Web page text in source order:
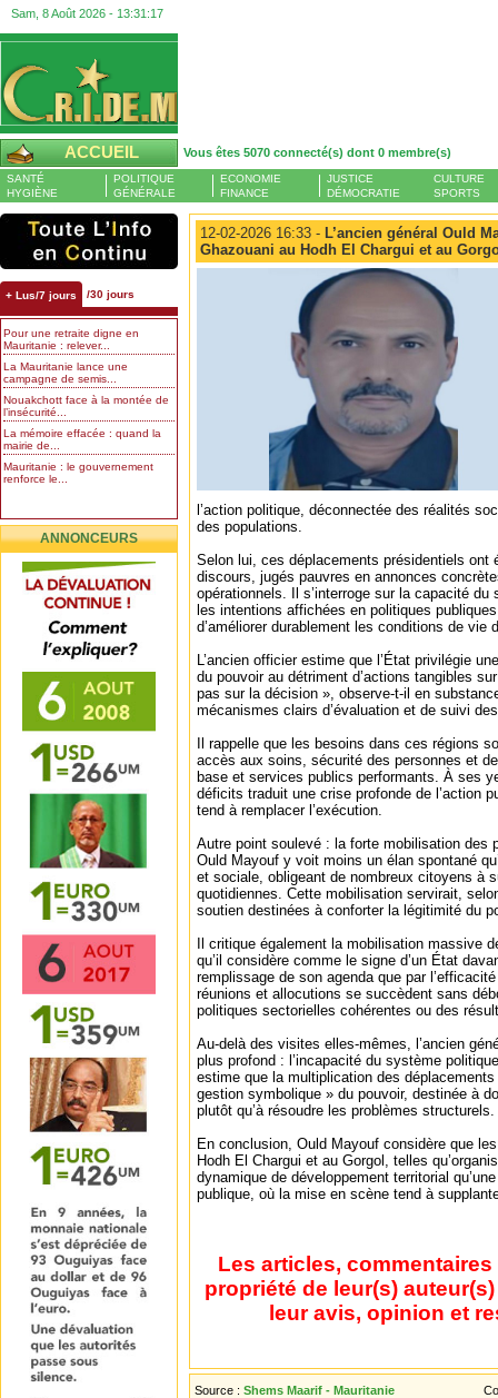
Sam, 8 Août 2026 - 13:31:17
ACCUEIL Vous êtes 5070 connecté(s) dont 0 membre(s)
SANTÉ
HYGIÈNE
POLITIQUE
GÉNÉRALE
ECONOMIE
FINANCE
JUSTICE
DÉMOCRATIE
CULTURE
SPORTS
+ Lus/7 jours /30 jours
Pour une retraite digne en
Mauritanie : relever...
La Mauritanie lance une
campagne de semis...
Nouakchott face à la montée de
l’insécurité...
La mémoire effacée : quand la
mairie de...
Mauritanie : le gouvernement
renforce le...
ANNONCEURS
12-02-2026 16:33 - L’ancien général Ould
Ghazouani au Hodh El Chargui et au
l’action politique, déconnectée des réalités
des populations.
Selon lui, ces déplacements présidentiels ont
discours, jugés pauvres en annonces
opérationnels. Il s’interroge sur la capacité
les intentions affichées en politiques
d’améliorer durablement les conditions de vie
L’ancien officier estime que l’État privilégie
du pouvoir au détriment d’actions tangibles
pas sur la décision », observe-t-il en
mécanismes clairs d’évaluation et de suivi
Il rappelle que les besoins dans ces régions
accès aux soins, sécurité des personnes et
base et services publics performants. À ses
déficits traduit une crise profonde de l’action
tend à remplacer l’exécution.
Autre point soulevé : la forte mobilisation des
Ould Mayouf y voit moins un élan spontané
et sociale, obligeant de nombreux citoyens à
quotidiennes. Cette mobilisation servirait,
soutien destinées à conforter la légitimité du
Il critique également la mobilisation massive
qu’il considère comme le signe d’un État
remplissage de son agenda que par
réunions et allocutions se succèdent sans
politiques sectorielles cohérentes ou des
Au-delà des visites elles-mêmes, l’ancien
plus profond : l’incapacité du système
estime que la multiplication des
gestion symbolique » du pouvoir, destinée à
plutôt qu’à résoudre les problèmes structurels.
En conclusion, Ould Mayouf considère que
Hodh El Chargui et au Gorgol, telles
dynamique de développement territorial
publique, où la mise en scène tend à
Les articles,
propriété de leur(s)
leur avis, opinion et
Source : Shems Maarif - Mauritanie